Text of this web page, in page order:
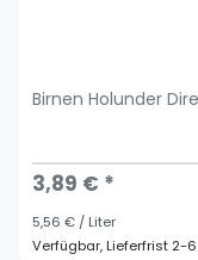
Birnen Holunder
3,89 € *
5,56 € / Liter
Verfügbar, Lieferfrist 2-